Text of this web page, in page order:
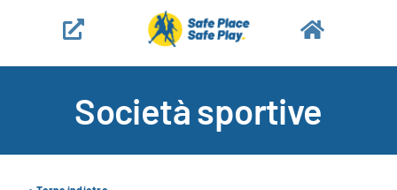
Società sportive